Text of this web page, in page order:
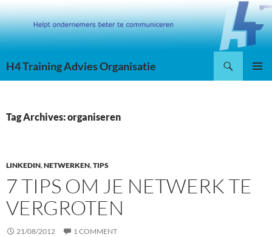
Skip
to
content
H4 Training Advies Organisatie
Tag Archives: organiseren
LINKEDIN,NETWERKEN,TIPS
7 TIPS OM JE NETWERK TE
VERGROTEN
21/08/2012 1 COMMENT